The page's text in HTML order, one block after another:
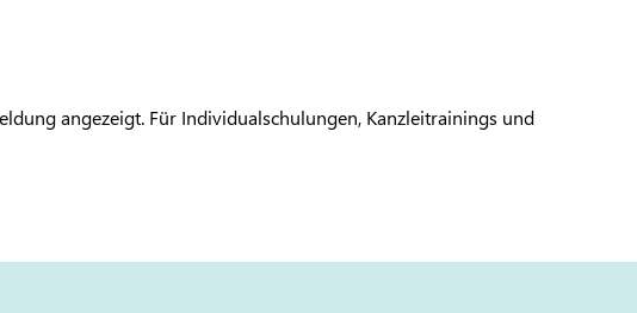
angezeigt. Für Individualschulungen, Kanzleitrainings und